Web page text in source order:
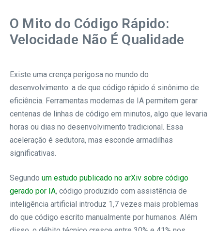
O Mito do Código Rápido:
Velocidade Não É Qualidade
Existe uma crença perigosa no mundo do
desenvolvimento: a de que código rápido é sinônimo de
eficiência. Ferramentas modernas de IA permitem gerar
centenas de linhas de código em minutos, algo que levaria
horas ou dias no desenvolvimento tradicional. Essa
aceleração é sedutora, mas esconde armadilhas
significativas.
Segundo um estudo publicado no arXiv sobre código
gerado por IA, código produzido com assistência de
inteligência artificial introduz 1,7 vezes mais problemas
do que código escrito manualmente por humanos. Além